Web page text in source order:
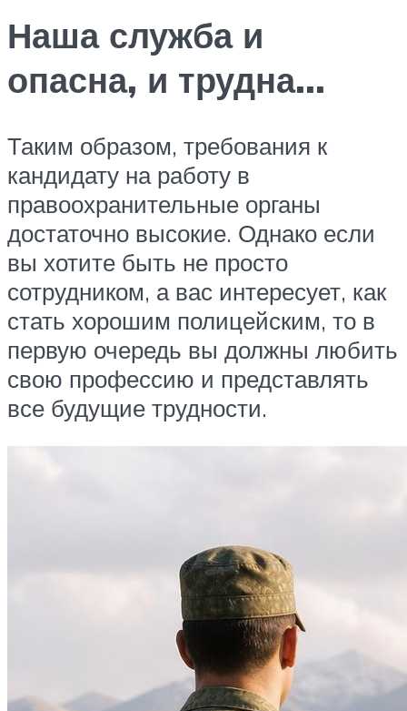
Наша служба и
опасна, и трудна…
Таким образом, требования к
кандидату на работу в
правоохранительные органы
достаточно высокие. Однако если
вы хотите быть не просто
сотрудником, а вас интересует, как
стать хорошим полицейским, то в
первую очередь вы должны любить
свою профессию и представлять
все будущие трудности.